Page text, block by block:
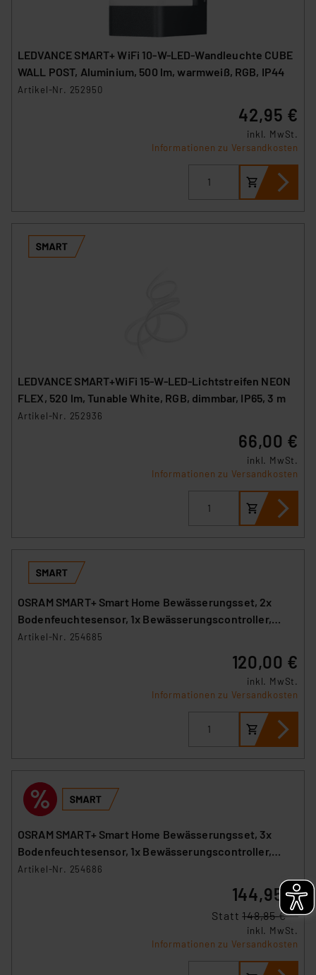
LEDVANCE SMART+ WiFi 10-W-LED-Wandleuchte CUBE
WALL POST, Aluminium, 500 lm, warmweiß, RGB, IP44
Artikel-Nr. 252950
42,95 €
inkl. MwSt.
Informationen zu Versandkosten
LEDVANCE SMART+WiFi 15-W-LED-Lichtstreifen NEON
FLEX, 520 lm, Tunable White, RGB, dimmbar, IP65, 3 m
Artikel-Nr. 252936
66,00 €
inkl. MwSt.
Informationen zu Versandkosten
OSRAM SMART+ Smart Home Bewässerungsset, 2x
Bodenfeuchtesensor, 1x Bewässerungscontroller,
WLAN
Artikel-Nr. 254685
120,00 €
inkl. MwSt.
Informationen zu Versandkosten
OSRAM SMART+ Smart Home Bewässerungsset, 3x
Bodenfeuchtesensor, 1x Bewässerungscontroller,
WLAN
Artikel-Nr. 254686
144,95 €
Statt148,85 € **
inkl. MwSt.
Informationen zu Versandkosten